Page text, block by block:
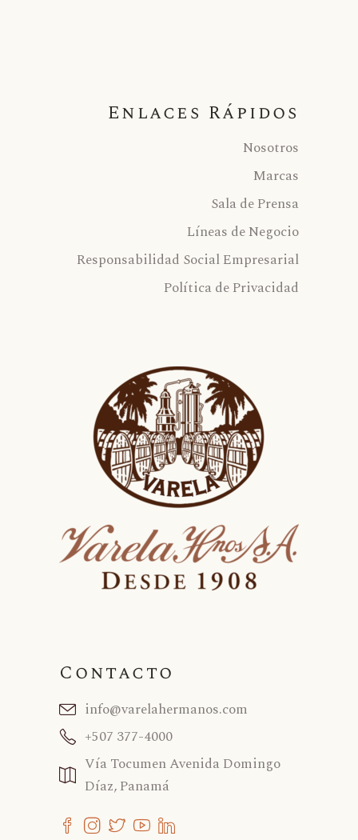
Enlaces Rápidos
Nosotros
Marcas
Sala de Prensa
Líneas de Negocio
Responsabilidad Social Empresarial
Política de Privacidad
Contacto
info@varelahermanos.com
+507 377-4000
Vía Tocumen Avenida Domingo
Díaz, Panamá